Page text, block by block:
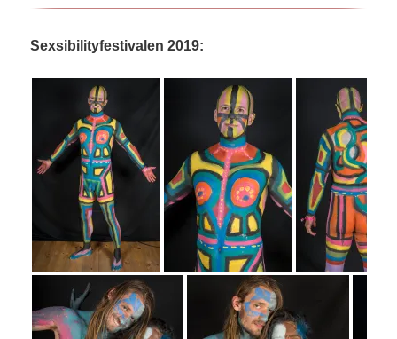
Sexsibilityfestivalen 2019: